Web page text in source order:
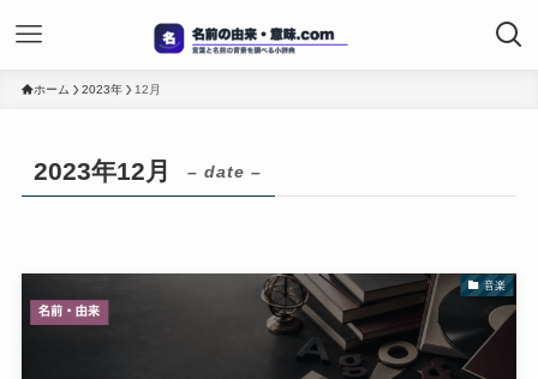
ホーム 2023年 12月
2023年12月 – date –
音楽